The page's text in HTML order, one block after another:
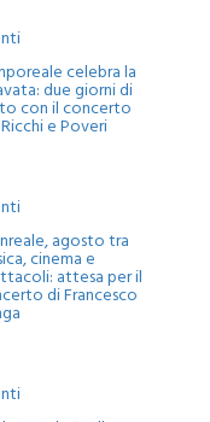
celebra la
due giorni di
con il concerto
e Poveri
agosto tra
cinema e
attesa per il
di Francesco